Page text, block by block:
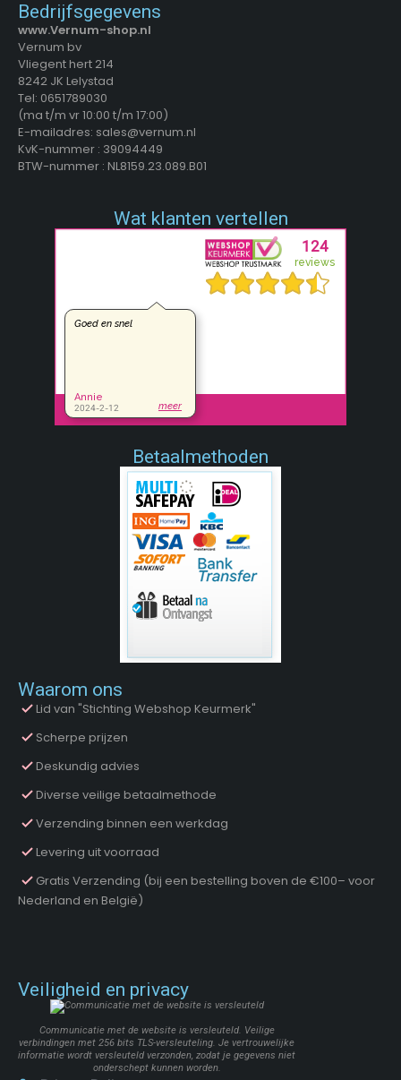
Bedrijfsgegevens
www.Vernum-shop.nl
Vernum bv
Vliegent hert 214
8242 JK Lelystad
Tel: 0651789030
(ma t/m vr 10:00 t/m 17:00)
E-mailadres: sales@vernum.nl
KvK-nummer : 39094449
BTW-nummer : NL8159.23.089.B01
Wat klanten vertellen
Betaalmethoden
Waarom ons
Lid van "Stichting Webshop Keurmerk"
Scherpe prijzen
Deskundig advies
Diverse veilige betaalmethode
Verzending binnen een werkdag
Levering uit voorraad
Gratis Verzending (bij een bestelling boven de €100– voor
Nederland en België)
Veiligheid en privacy
Communicatie met de website is versleuteld. Veilige
verbindingen met 256 bits TLS-versleuteling. Je vertrouwelijke
informatie wordt versleuteld verzonden, zodat je gegevens niet
onderschept kunnen worden.